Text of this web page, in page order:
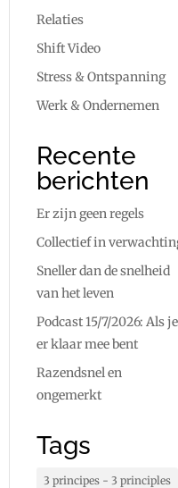
Relaties
Shift Video
Stress & Ontspanning
Werk & Ondernemen
Recente
berichten
Er zijn geen regels
Collectief in
Sneller dan de snelheid
van het leven
Podcast 15/7/2026: Als je
er klaar mee bent
Razendsnel en
ongemerkt
Tags
3 principes - 3 principles